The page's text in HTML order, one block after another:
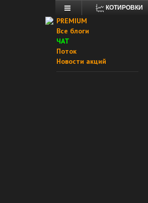
КОТИРОВКИ
PREMIUM
Все блоги
ЧАТ
Поток
Новости акций